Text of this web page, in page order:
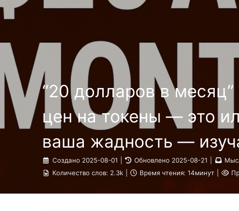
“20 долларов в
цен на токены — это
ваша жадность —
Создано 2025-08-01 Обновлено 2025-08-21
Количество слов: 2.3k Время чтения: 14минут